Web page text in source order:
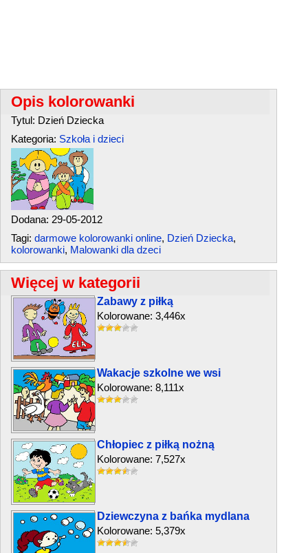
Opis kolorowanki
Tytul: Dzień Dziecka
Kategoria: Szkoła i dzieci
Dodana: 29-05-2012
Tagi: darmowe kolorowanki online, Dzień Dziecka,
kolorowanki, Malowanki dla dzeci
Więcej w kategorii
Zabawy z piłką
Kolorowane: 3,446x
Wakacje szkolne we wsi
Kolorowane: 8,111x
Chłopiec z piłką nożną
Kolorowane: 7,527x
Dziewczyna z bańka mydlana
Kolorowane: 5,379x